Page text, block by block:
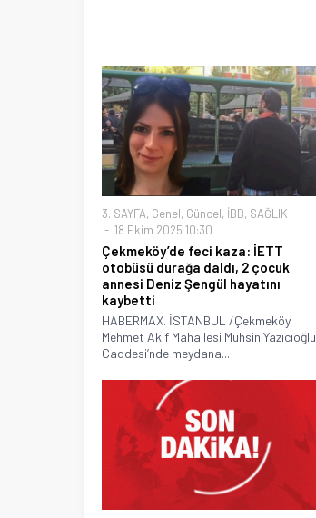
3. SAYFA, Genel, Güncel, İBB, SAĞLIK
18 Ekim 2025 10:30
Çekmeköy’de feci kaza: İETT
otobüsü durağa daldı, 2 çocuk
annesi Deniz Şengül hayatını
kaybetti
HABERMAX. İSTANBUL /Çekmeköy
Mehmet Akif Mahallesi Muhsin Yazıcıoğlu
Caddesi’nde meydana...